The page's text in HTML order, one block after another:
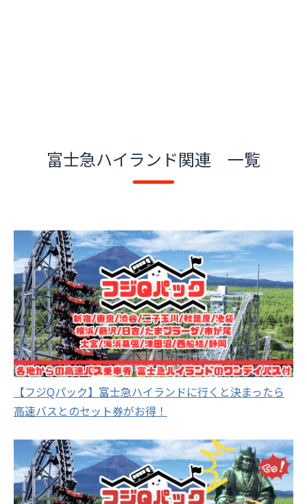
富士急ハイランド関連 一覧
【フジQパック】富士急ハイランドに行くと決まったら
高速バスとのセット券がお得！